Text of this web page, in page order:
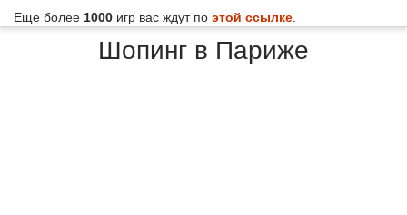
Еще более 1000 игр вас ждут по этой ссылке
Шопинг в Париже